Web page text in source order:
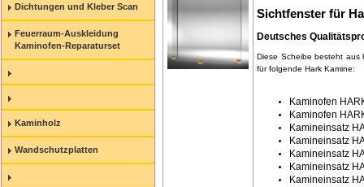
Dichtungen und Kleber Scan
Feuerraum-Auskleidung
Kaminofen-Reparaturset
Kaminholz
Wandschutzplatten
Sichtfenster für
Deutsches
Diese Scheibe besteht aus
für folgende Hark Kamine:
Kaminofen
Kaminofen
Kamineinsatz
Kamineinsatz
Kamineinsatz
Kamineinsatz
Kamineinsatz